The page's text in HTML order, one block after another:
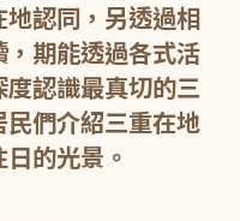
認同，另透過相
期能透過各式活
認識最真切的三
們介紹三重在地
的光景。